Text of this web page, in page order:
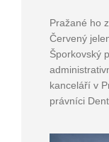
Pražané ho
Červený
Šporkovský
kanceláří v
právníci